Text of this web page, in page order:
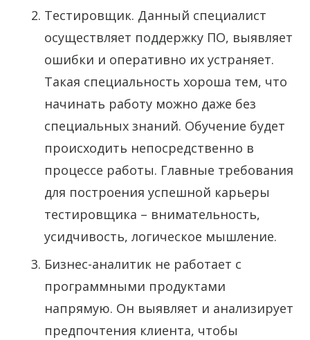
Тестировщик. Данный специалист
осуществляет поддержку ПО, выявляет
ошибки и оперативно их устраняет.
Такая специальность хороша тем, что
начинать работу можно даже без
специальных знаний. Обучение будет
происходить непосредственно в
процессе работы. Главные требования
для построения успешной карьеры
тестировщика – внимательность,
усидчивость, логическое мышление.
Бизнес-аналитик не работает с
программными продуктами
напрямую. Он выявляет и анализирует
предпочтения клиента, чтобы